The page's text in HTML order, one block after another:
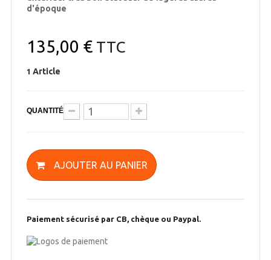
d'époque
135,00 €TTC
1 Article
QUANTITÉ
AJOUTER AU PANIER
Paiement sécurisé par CB, chèque ou Paypal.